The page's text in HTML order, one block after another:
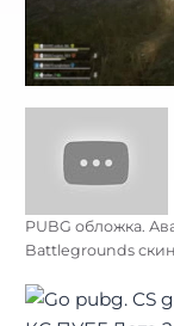
PUBG обложка.
Battlegrounds